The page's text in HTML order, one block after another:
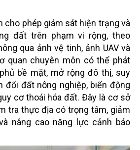
cho phép giám sát hiện trạng và
đất trên phạm vi rộng, theo
qua ảnh vệ tinh, ảnh UAV và
quan chuyên môn có thể phát
bề mặt, mở rộng đô thị, suy
đổi đất nông nghiệp, biến động
cơ thoái hóa đất. Đây là cơ sở
tra thực địa có trọng tâm, giảm
nâng cao năng lực cảnh báo